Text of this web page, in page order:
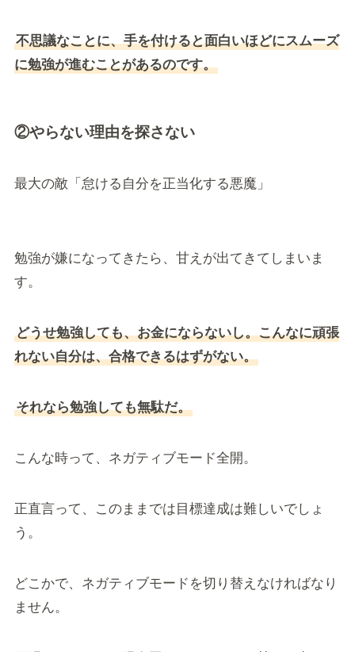
不思議なことに、手を付けると面白いほどにスムーズ
に勉強が進むことがあるのです。
②やらない理由を探さない
最大の敵「怠ける自分を正当化する悪魔」
勉強が嫌になってきたら、甘えが出てきてしまいま
す。
どうせ勉強しても、お金にならないし。こんなに頑張
れない自分は、合格できるはずがない。
それなら勉強しても無駄だ。
こんな時って、ネガティブモード全開。
正直言って、このままでは目標達成は難しいでしょ
う。
どこかで、ネガティブモードを切り替えなければなり
ません。